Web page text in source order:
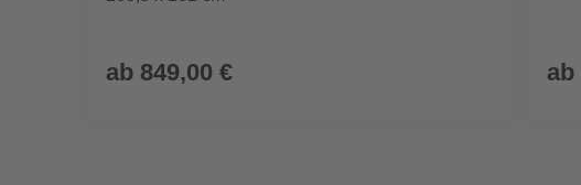
ab 849,00 € ab